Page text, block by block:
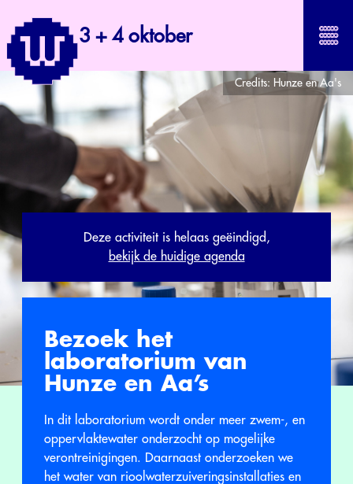
3 + 4 oktober
Credits: Hunze en Aa's
Deze activiteit is helaas geëindigd,
bekijk de huidige agenda
Bezoek het
laboratorium van
Hunze en Aa’s
In dit laboratorium wordt onder meer zwem-, en
oppervlaktewater onderzocht op mogelijke
verontreinigingen. Daarnaast onderzoeken we
het water van rioolwaterzuiveringsinstallaties en